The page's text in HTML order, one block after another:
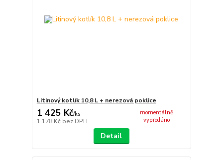
Litinový kotlík 10,8 L + nerezová poklice
1 425 Kč/ks
1 178 Kč bez DPH
momentálně
vyprodáno
Detail